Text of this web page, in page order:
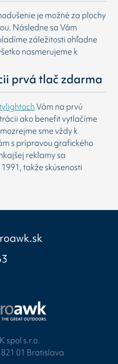
je možné za plochy
Následne sa Vám
záležitosti ohľadne
nasmerujeme k
prvá tlač zdarma
Vám na prvú
ako benefit vytlačíme
sme vždy k
s prípravou grafického
reklamy sa
takže skúsenosti
spol s.r.o.
01 Bratislava